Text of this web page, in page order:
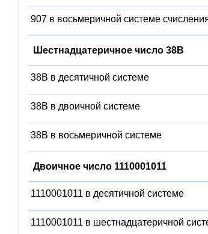
907 в восьмеричной системе
Шестнадцатеричное число 38B
38B в десятичной системе
38B в двоичной системе
38B в восьмеричной системе
Двоичное число 1110001011
1110001011 в десятичной системе
1110001011 в шестнадцатеричной